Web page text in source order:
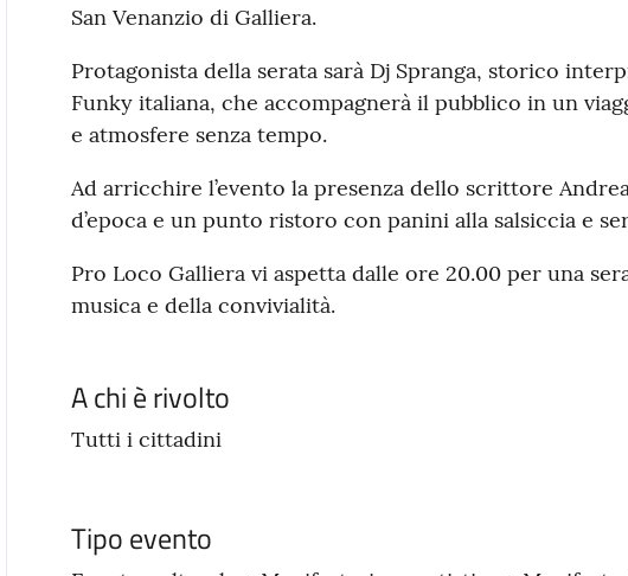
San Venanzio di Galliera.
Protagonista della serata sarà Dj Spranga, storico
Funky italiana, che accompagnerà il pubblico in un
e atmosfere senza tempo.
Ad arricchire l’evento la presenza dello scrittore
d’epoca e un punto ristoro con panini alla salsiccia e
Pro Loco Galliera vi aspetta dalle ore 20.00 per una
musica e della convivialità.
A chi è rivolto
Tutti i cittadini
Tipo evento